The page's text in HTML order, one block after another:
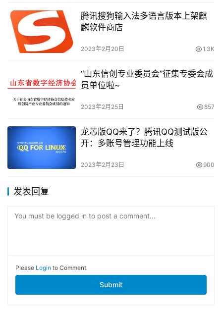
腾讯搜狗输入法多语言版本上架麒
麟软件商店
2023年2月20日 1.3K
“山东信创专业委员会”征集专委会成
员单位啦~
2023年2月25日 857
龙芯版QQ来了？腾讯QQ测试版公
开：多账号管理功能上线
2023年2月23日 900
发表回复
You must be logged in to post a comment...
Please Login to Comment
Submit